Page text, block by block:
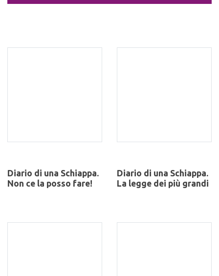
Diario di una Schiappa.
Non ce la posso fare!
Diario di una Schiappa.
La legge dei più grandi